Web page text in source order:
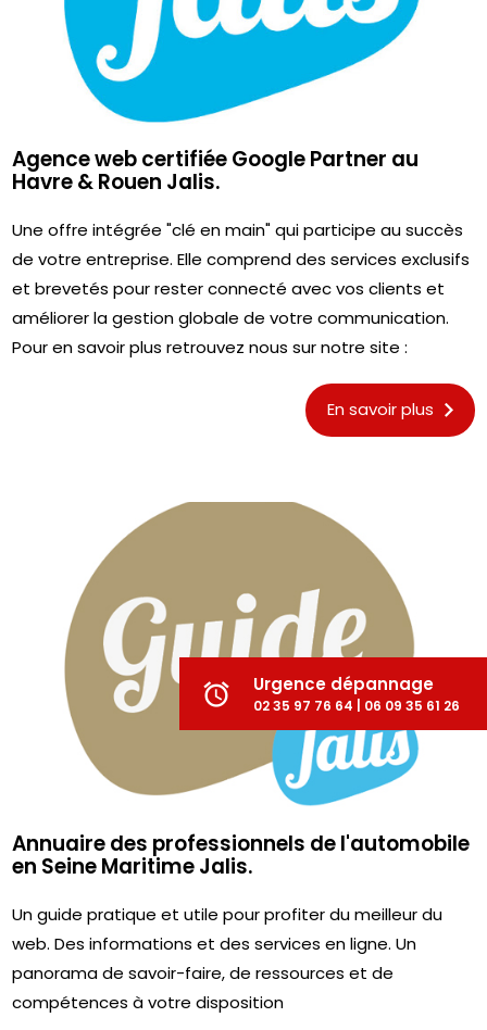
Agence web certifiée Google Partner au
Havre & Rouen Jalis.
Une offre intégrée "clé en main" qui participe au succès
de votre entreprise. Elle comprend des services exclusifs
et brevetés pour rester connecté avec vos clients et
améliorer la gestion globale de votre communication.
Pour en savoir plus retrouvez nous sur notre site :
En savoir plus
Annuaire des professionnels de l'automobile
en Seine Maritime Jalis.
Un guide pratique et utile pour profiter du meilleur du
web. Des informations et des services en ligne. Un
panorama de savoir-faire, de ressources et de
compétences à votre disposition
alarm Urgence dépannage
02 35 97 76 64 | 06 09 35 61 26